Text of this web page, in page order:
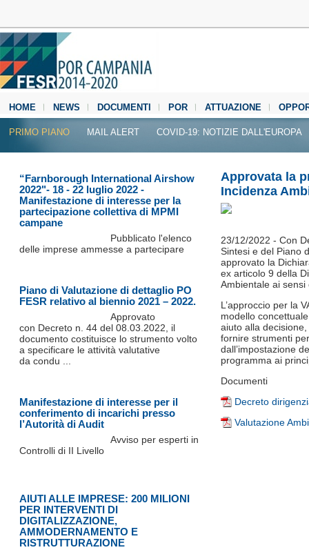
HOME NEWS DOCUMENTI POR ATTUAZIONE
MEDIA CENTER
PRIMO PIANO MAIL ALERT COVID-19: NOTIZIE DALL'EUROPA
Approvata la
Incidenza
23/12/2022 - Con
Sintesi e del Piano
approvato la
ex articolo 9 della
Ambientale ai sensi
L’approccio per la
modello
aiuto alla
fornire strumenti
dall’impostazione
programma ai
Documenti
Decreto
Valutazione
“Farnborough International Airshow
2022"- 18 - 22 luglio 2022 -
Manifestazione di interesse per la
partecipazione collettiva di MPMI
campane
Pubblicato l'elenco
delle imprese ammesse a partecipare
Piano di Valutazione di dettaglio PO
FESR relativo al biennio 2021 – 2022.
Approvato
con Decreto n. 44 del 08.03.2022, il
documento costituisce lo strumento volto
a specificare le attività valutative
da condu ...
Manifestazione di interesse per il
conferimento di incarichi presso
l’Autorità di Audit
Avviso per esperti in
Controlli di II Livello
AIUTI ALLE IMPRESE: 200 MILIONI
PER INTERVENTI DI
DIGITALIZZAZIONE,
AMMODERNAMENTO E
RISTRUTTURAZIONE